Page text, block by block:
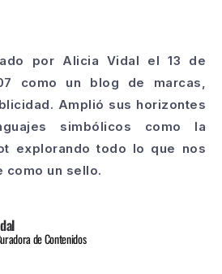
por Alicia Vidal el 13 de
como un blog de marcas,
Amplió sus horizontes
simbólicos como la
explorando todo lo que nos
como un sello.
de Contenidos